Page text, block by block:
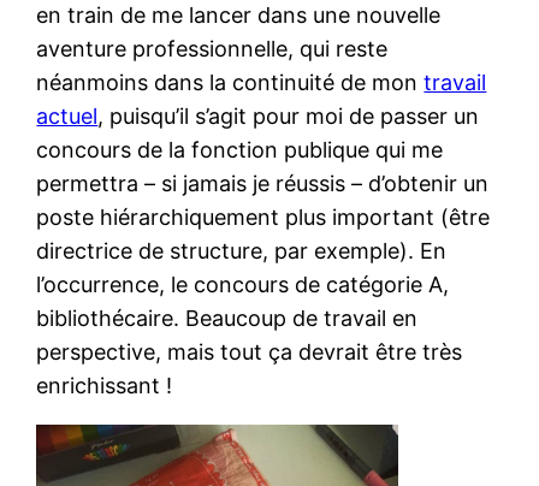
en train de me lancer dans une nouvelle
aventure professionnelle, qui reste
néanmoins dans la continuité de montravail
actuel, puisqu’il s’agit pour moi de passer un
concours de la fonction publique qui me
permettra – si jamais je réussis – d’obtenir un
poste hiérarchiquement plus important (être
directrice de structure, par exemple). En
l’occurrence, le concours de catégorie A,
bibliothécaire. Beaucoup de travail en
perspective, mais tout ça devrait être très
enrichissant !